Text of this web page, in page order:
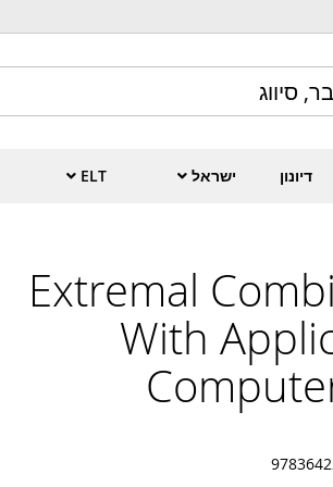
דיונון ישראל ELT
Extremal
With